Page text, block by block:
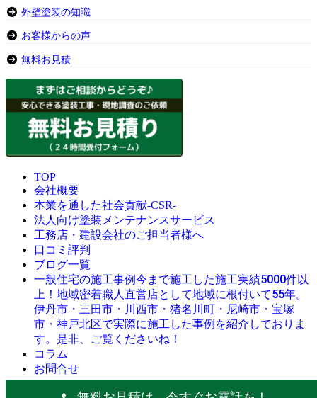
外壁塗装の知識
お客様からの声
無料お見積
TOP
会社概要
本業を通した社会貢献-CSR-
法人向け塗装メンテナンスサービス
工務店・建設会社のご担当者様へ
口コミ評判
ブログ一覧
一般住宅の施工事例今まで施工した施工実績5000件以
上！地域密着職人直営店として地域に根付いて55年。
伊丹市・三田市・川西市・猪名川町・尼崎市・宝塚
市・神戸北区で実際に施工した事例を紹介しておりま
す。是非、ご覧くださいね！
コラム
お問合せ
© 創業昭和45年・感動の塗替え・屋根リフォームの職人直営